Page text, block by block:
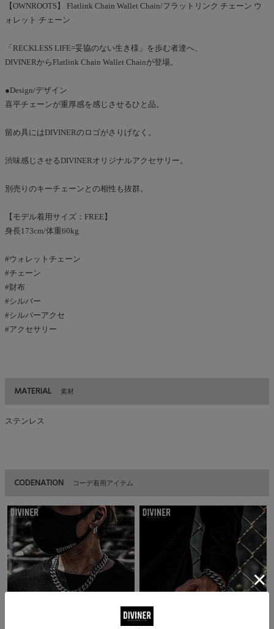
【OWNROOTS】 Flatlink Chain Wallet Chain/フラットリンク チェーン ウ
ォレット チェーン
「RECKLESS LIFE=妥協のない生き様」を歩む者達へ、
DIVINERからFlatlink Chain Wallet Chainが登場。
●Design/デザイン
喜平チェーンが重厚感を感じさせるひと品。
留め具にはDIVINERのロゴがさりげなく。
渋味感じさせるDIVINERオリジナルアクセサリー。
別売りのキーチェーンとの相性も抜群。
【モデル着用サイズ：FREE】
身長173cm/体重60kg
#ウォレットチェーン
#チェーン
#財布
#シルバー
#シルバーアクセ
#アクセサリー
MATERIAL 素材
ステンレス
CODENATION コーデ着用アイテム